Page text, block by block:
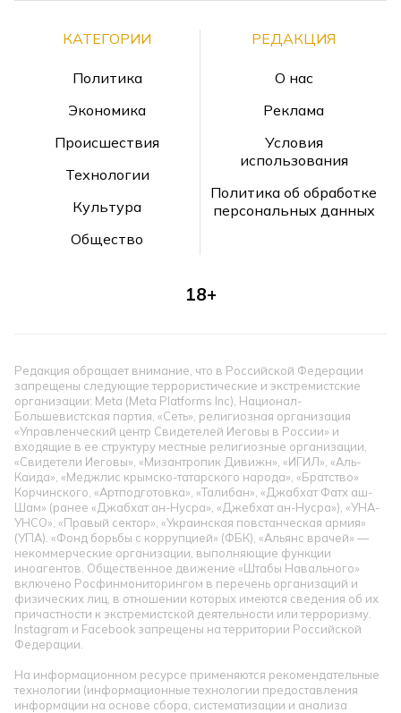
КАТЕГОРИИ
Политика
Экономика
Происшествия
Технологии
Культура
Общество
РЕДАКЦИЯ
О нас
Реклама
Условия
использования
Политика об обработке
персональных данных
18+
Редакция обращает внимание, что в Российской Федерации
запрещены следующие террористические и экстремистские
организации: Meta (Meta Platforms Inc), Национал-
Большевистская партия, «Сеть», религиозная организация
«Управленческий центр Свидетелей Иеговы в России» и
входящие в ее структуру местные религиозные организации,
«Свидетели Иеговы», «Мизантропик Дивижн», «ИГИЛ», «Аль-
Каида», «Меджлис крымско-татарского народа», «Братство»
Корчинского, «Артподготовка», «Талибан», «Джабхат Фатх аш-
Шам» (ранее «Джабхат ан-Нусра», «Джебхат ан-Нусра»), «УНА-
УНСО», «Правый сектор», «Украинская повстанческая армия»
(УПА). «Фонд борьбы с коррупцией» (ФБК), «Альянс врачей» —
некоммерческие организации, выполняющие функции
иноагентов. Общественное движение «Штабы Навального»
включено Росфинмониторингом в перечень организаций и
физических лиц, в отношении которых имеются сведения об их
причастности к экстремистской деятельности или терроризму.
Instagram и Facebook запрещены на территории Российской
Федерации.
На информационном ресурсе применяются рекомендательные
технологии (информационные технологии предоставления
информации на основе сбора, систематизации и анализа